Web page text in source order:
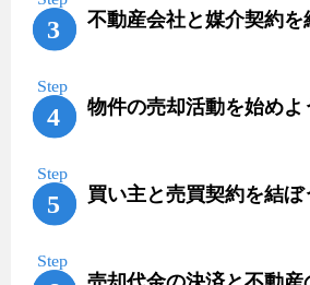
不動産会社と媒介契約を
物件の売却活動を始めよ
買い主と売買契約を結ぼ